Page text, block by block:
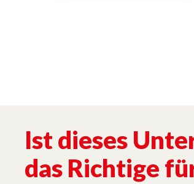
Ist dieses
das Richtige